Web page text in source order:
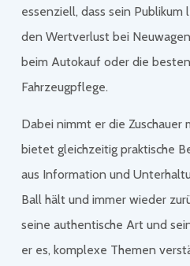
essenziell, dass sein
den Wertverlust bei
beim Autokauf oder die
Fahrzeugpflege.
Dabei nimmt er die
bietet gleichzeitig praktische
aus Information und
Ball hält und immer wieder
seine authentische Art und
er es, komplexe Themen